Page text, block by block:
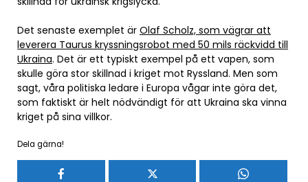
Det senaste exemplet är Olaf Scholz, som vägrar att
leverera Taurus kryssningsrobot med 50 mils räckvidd till
Ukraina. Det är ett typiskt exempel på ett vapen, som
skulle göra stor skillnad i kriget mot Ryssland. Men som
sagt, våra politiska ledare i Europa vågar inte göra det,
som faktiskt är helt nödvändigt för att Ukraina ska vinna
kriget på sina villkor.
Dela gärna!